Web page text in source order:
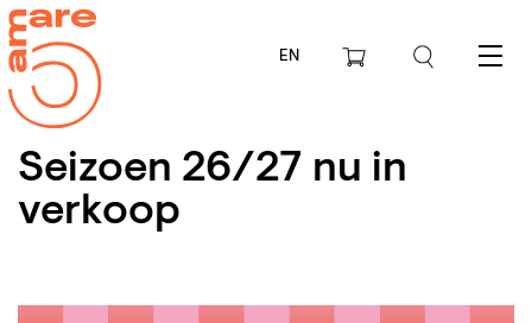
EN Menu
Seizoen 26/27 nu in
verkoop